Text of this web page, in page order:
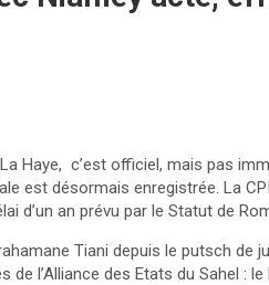
Haye, c’est officiel, mais pas
est désormais enregistrée. La
d’un an prévu par le Statut de
Tiani depuis le putsch de
l’Alliance des Etats du Sahel :